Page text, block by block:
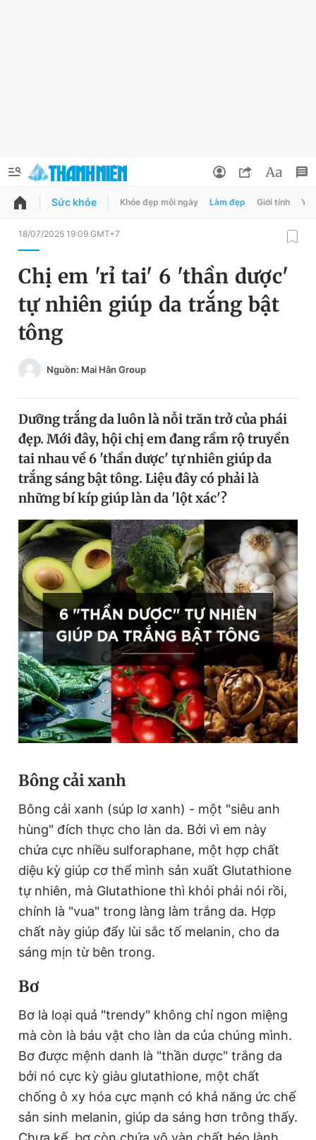
QUẢNG CÁO ĐẶT BÁO
Chuyên mục
Chuyên mục khác
Chào ngày mới
Tin thị trường Tin 360
Video Magazine
Sản phẩm khác
Tiện ích Bạn cần biết
Thông tin tòa soạn Liên hệ quảng cáo
Đọc Thanh Niên trên điện thoại
Hotline
0906 645 777
Liên hệ quảng cáo
0908 780 404
RSS Tòa soạn Chính sách bảo
Tổng biên tập: Nguyễn Ngọc Toàn
Phó tổng biên tập thường trực: Hải Thành
Phó tổng biên tập: Lâm Hiếu Dũng
Phó tổng biên tập: Trần Việt Hưng
Tổng thư ký tòa soạn: Đức Trung
Giấy phép xuất bản số 110/GP - BTTTT cấp ngày 24.3.2020
chép dưới mọi hình thức nếu không có sự chấp thuận bằng văn
Đổi mật khẩu
Tin đã lưu
Tin đã xem
Sức khỏe Khỏe đẹp mỗi ngày Làm đẹp Giới tính Y
18/07/2025 19:09 GMT+7
Chị em 'rỉ tai' 6 'thần dược'
tự nhiên giúp da trắng bật
tông
Nguồn: Mai Hân Group
Dưỡng trắng da luôn là nỗi trăn trở của phái
đẹp. Mới đây, hội chị em đang rầm rộ truyền
tai nhau về 6 'thần dược' tự nhiên giúp da
trắng sáng bật tông. Liệu đây có phải là
những bí kíp giúp làn da 'lột xác'?
Bông cải xanh
Bông cải xanh (súp lơ xanh) - một "siêu anh
hùng" đích thực cho làn da. Bởi vì em này
chứa cực nhiều sulforaphane, một hợp chất
diệu kỳ giúp cơ thể mình sản xuất Glutathione
tự nhiên, mà Glutathione thì khỏi phải nói rồi,
chính là "vua" trong làng làm trắng da. Hợp
chất này giúp đẩy lùi sắc tố melanin, cho da
sáng mịn từ bên trong.
Bơ
Bơ là loại quả "trendy" không chỉ ngon miệng
mà còn là báu vật cho làn da của chúng mình.
Bơ được mệnh danh là "thần dược" trắng da
bởi nó cực kỳ giàu glutathione, một chất
chống ô xy hóa cực mạnh có khả năng ức chế
sản sinh melanin, giúp da sáng hơn trông thấy.